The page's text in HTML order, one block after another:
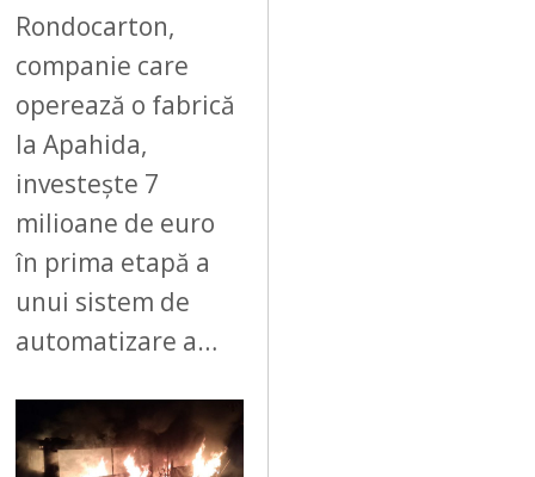
Rondocarton,
companie care
operează o fabrică
la Apahida,
investește 7
milioane de euro
în prima etapă a
unui sistem de
automatizare a…